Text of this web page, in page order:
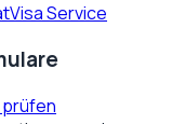
Visa Service
prüfen